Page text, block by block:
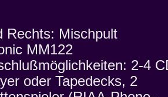
Rechts: Mischpult
MM122
2-4
oder Tapedecks, 2